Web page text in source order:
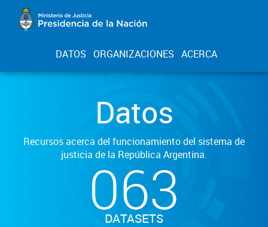
DATOS ORGANIZACIONES ACERCA
Datos
Recursos acerca del funcionamiento del sistema de
justicia de la República Argentina.
063
DATASETS